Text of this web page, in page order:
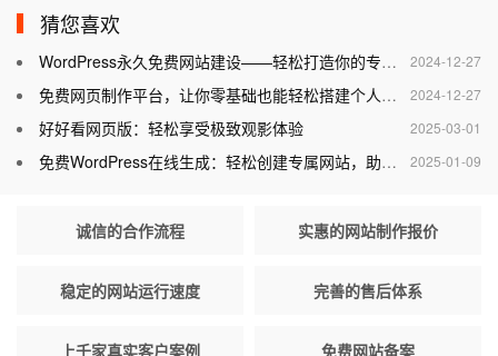
猜您喜欢
2024-12-27
WordPress永久免费网站建设——轻松打造你的专属网站
2024-12-27
免费网页制作平台，让你零基础也能轻松搭建个人网站
2025-03-01
好好看网页版：轻松享受极致观影体验
2025-01-09
免费WordPress在线生成：轻松创建专属网站，助力个人与企业腾飞
诚信的合作流程 实惠的网站制作报价
稳定的网站运行速度 完善的售后体系
上千家真实客户案例 免费网站备案